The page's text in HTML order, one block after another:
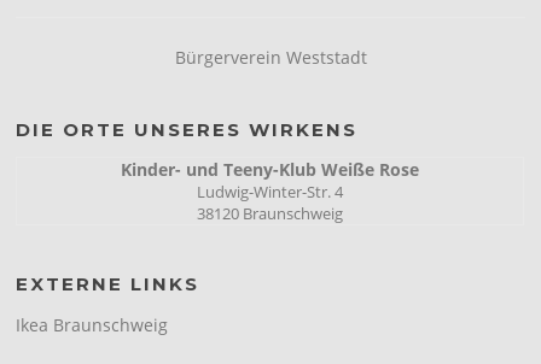
Bürgerverein Weststadt
DIE ORTE UNSERES WIRKENS
Kinder- und Teeny-Klub Weiße Rose
Ludwig-Winter-Str. 4
38120 Braunschweig
EXTERNE LINKS
Ikea Braunschweig